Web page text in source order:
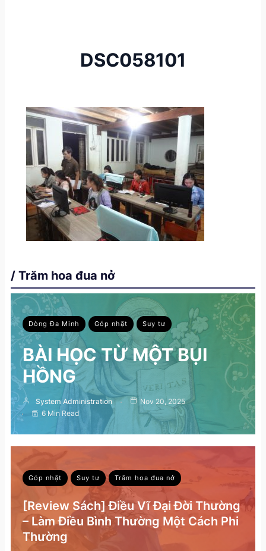
DSC058101
/ Trăm hoa đua nở
Dòng Đa Minh Góp nhặt Suy tư
BÀI HỌC TỪ MỘT BỤI
HỒNG
System Administration
Nov 20, 2025
6 Min Read
Góp nhặt Suy tư Trăm hoa đua nở
[Review Sách] Điều Vĩ Đại Đời Thường
– Làm Điều Bình Thường Một Cách Phi
Thường